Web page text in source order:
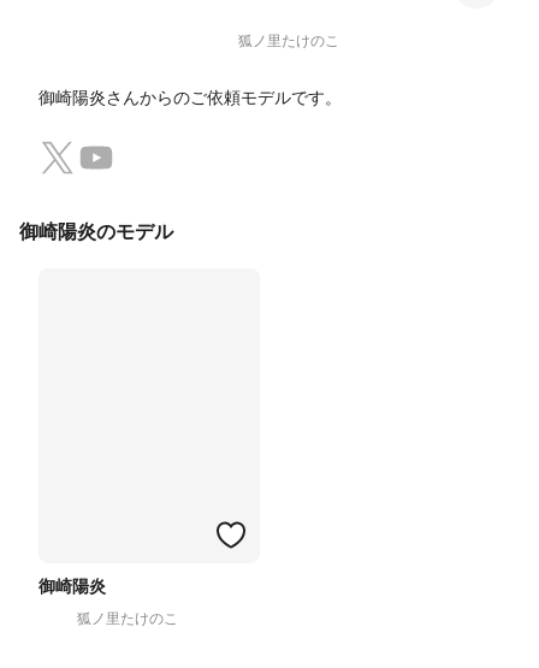
狐ノ里たけのこ
御崎陽炎さんからのご依頼モデルです。
御崎陽炎のモデル
御崎陽炎
狐ノ里たけのこ